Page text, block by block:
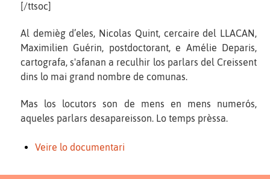
[/ttsoc]
Al demièg d’eles, Nicolas Quint, cercaire del LLACAN,
Maximilien Guérin, postdoctorant, e Amélie Deparis,
cartografa, s'afanan a reculhir los parlars del Creissent
dins lo mai grand nombre de comunas.
Mas los locutors son de mens en mens numerós,
aqueles parlars desapareisson. Lo temps prèssa.
Veire lo documentari